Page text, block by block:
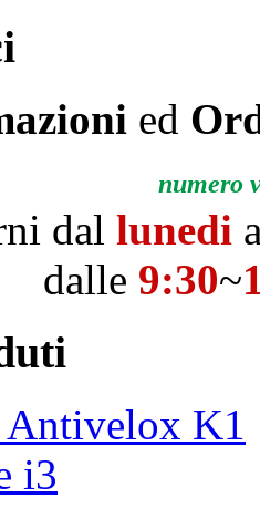
ed
numero
dal lunedi
dalle 9:30~
Antivelox K1
i3